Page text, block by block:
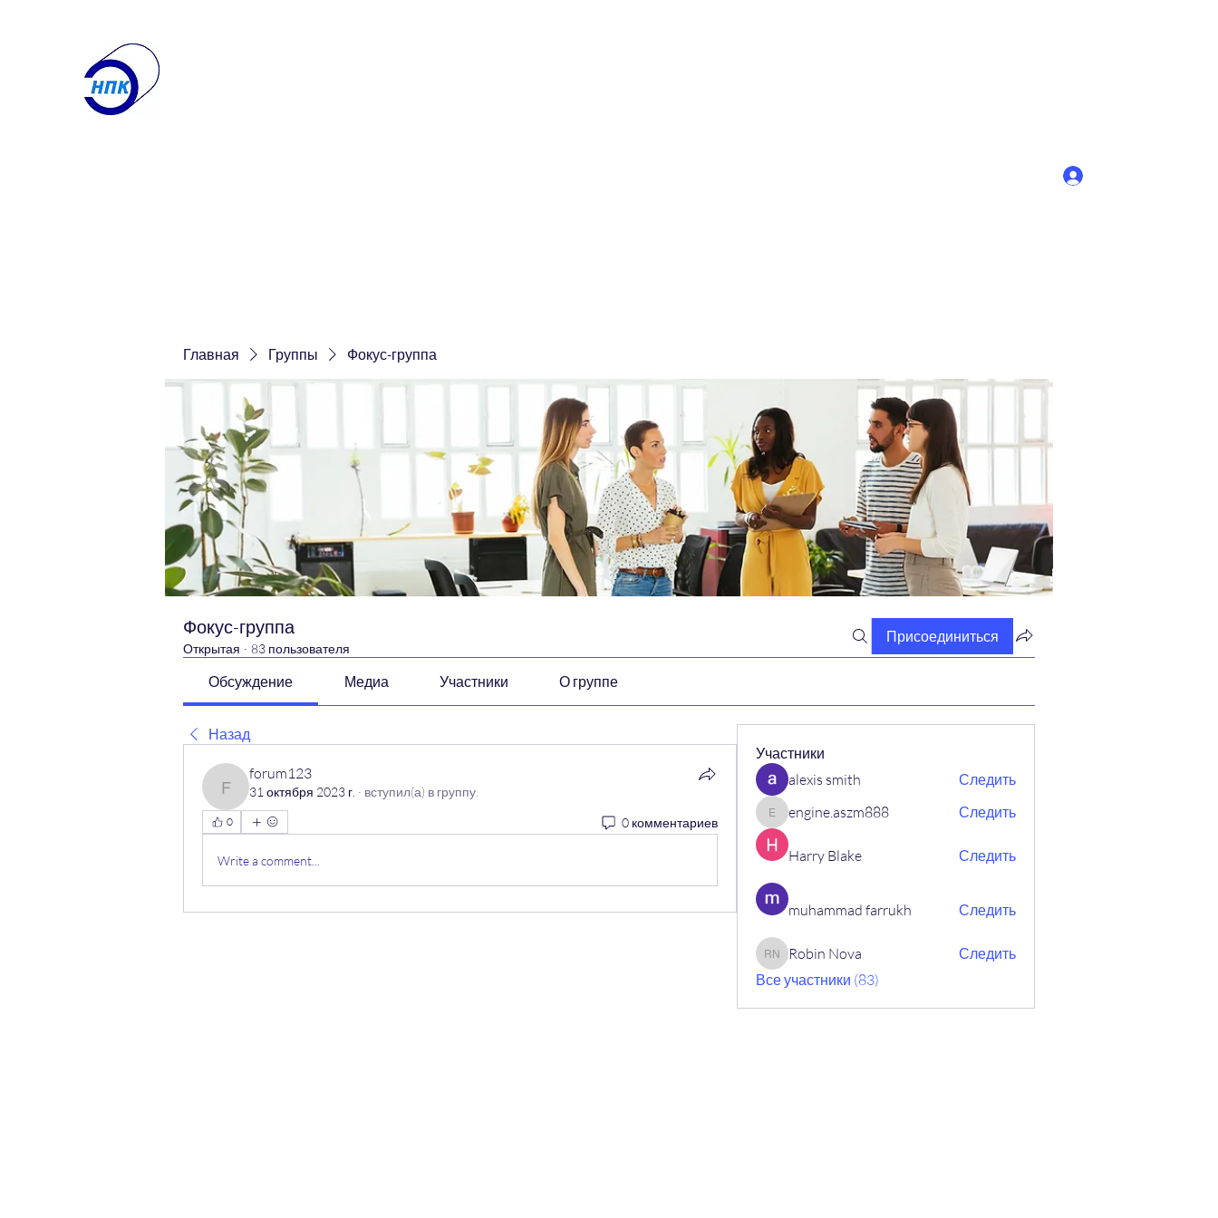
Главная Группы Фокус-группа
Фокус-группа
Открытая · 83 пользователя
Присоединиться
Обсуждение Медиа Участники О группе
Назад
forum123
forum123
31 октября 2023 г. · вступил(а) в группу.
0 0 комментариев
Write a comment...
Участники
alexis smith
Следить
engine.aszm888
engine.aszm888 Следить
Harry Blake Следить
muhammad farrukh Следить
Robin Nova
Robin Nova
Следить
Все участники (83)